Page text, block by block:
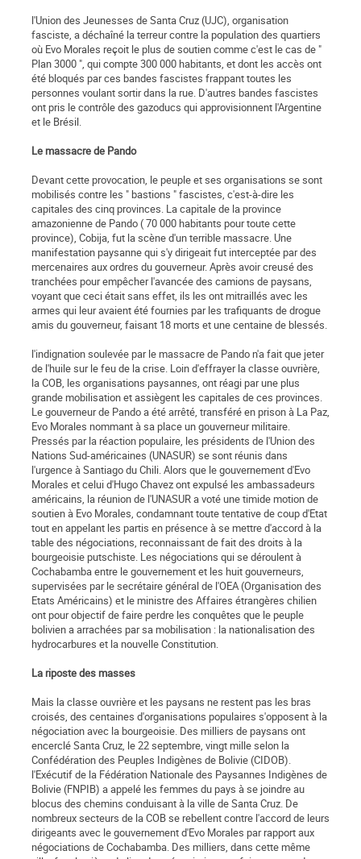
l'Union des Jeunesses de Santa Cruz (UJC), organisation
fasciste, a déchaîné la terreur contre la population des quartiers
où Evo Morales reçoit le plus de soutien comme c'est le cas de "
Plan 3000 ", qui compte 300 000 habitants, et dont les accès ont
été bloqués par ces bandes fascistes frappant toutes les
personnes voulant sortir dans la rue. D'autres bandes fascistes
ont pris le contrôle des gazoducs qui approvisionnent l'Argentine
et le Brésil.
Le massacre de Pando
Devant cette provocation, le peuple et ses organisations se sont
mobilisés contre les " bastions " fascistes, c'est-à-dire les
capitales des cinq provinces. La capitale de la province
amazonienne de Pando ( 70 000 habitants pour toute cette
province), Cobija, fut la scène d'un terrible massacre. Une
manifestation paysanne qui s'y dirigeait fut interceptée par des
mercenaires aux ordres du gouverneur. Après avoir creusé des
tranchées pour empêcher l'avancée des camions de paysans,
voyant que ceci était sans effet, ils les ont mitraillés avec les
armes qui leur avaient été fournies par les trafiquants de drogue
amis du gouverneur, faisant 18 morts et une centaine de blessés.
l'indignation soulevée par le massacre de Pando n'a fait que jeter
de l'huile sur le feu de la crise. Loin d'effrayer la classe ouvrière,
la COB, les organisations paysannes, ont réagi par une plus
grande mobilisation et assiègent les capitales de ces provinces.
Le gouverneur de Pando a été arrêté, transféré en prison à La Paz,
Evo Morales nommant à sa place un gouverneur militaire.
Pressés par la réaction populaire, les présidents de l'Union des
Nations Sud-américaines (UNASUR) se sont réunis dans
l'urgence à Santiago du Chili. Alors que le gouvernement d'Evo
Morales et celui d'Hugo Chavez ont expulsé les ambassadeurs
américains, la réunion de l'UNASUR a voté une timide motion de
soutien à Evo Morales, condamnant toute tentative de coup d'Etat
tout en appelant les partis en présence à se mettre d'accord à la
table des négociations, reconnaissant de fait des droits à la
bourgeoisie putschiste. Les négociations qui se déroulent à
Cochabamba entre le gouvernement et les huit gouverneurs,
supervisées par le secrétaire général de l'OEA (Organisation des
Etats Américains) et le ministre des Affaires étrangères chilien
ont pour objectif de faire perdre les conquêtes que le peuple
bolivien a arrachées par sa mobilisation : la nationalisation des
hydrocarbures et la nouvelle Constitution.
La riposte des masses
Mais la classe ouvrière et les paysans ne restent pas les bras
croisés, des centaines d'organisations populaires s'opposent à la
négociation avec la bourgeoisie. Des milliers de paysans ont
encerclé Santa Cruz, le 22 septembre, vingt mille selon la
Confédération des Peuples Indigènes de Bolivie (CIDOB).
l'Exécutif de la Fédération Nationale des Paysannes Indigènes de
Bolivie (FNPIB) a appelé les femmes du pays à se joindre au
blocus des chemins conduisant à la ville de Santa Cruz. De
nombreux secteurs de la COB se rebellent contre l'accord de leurs
dirigeants avec le gouvernement d'Evo Morales par rapport aux
négociations de Cochabamba. Des milliers, dans cette même